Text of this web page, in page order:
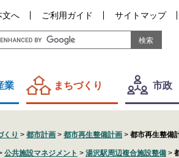
文へ ご利用ガイド サイトマップ
業 まちづくり 市政
くり > 都市計画 > 都市再生整備計画 > 都市再生整備
公共施設マネジメント > 湯沢駅周辺複合施設整備 >